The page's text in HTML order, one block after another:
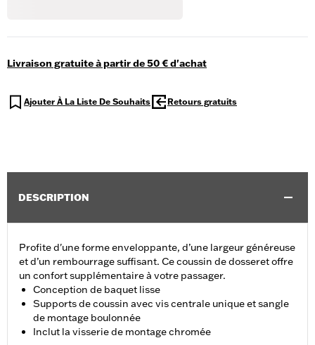
Livraison gratuite à partir de 50 € d'achat
Ajouter À La Liste De Souhaits Retours gratuits
DESCRIPTION
Profite d'une forme enveloppante, d’une largeur généreuse
et d’un rembourrage suffisant. Ce coussin de dosseret offre
un confort supplémentaire à votre passager.
Conception de baquet lisse
Supports de coussin avec vis centrale unique et sangle
de montage boulonnée
Inclut la visserie de montage chromée